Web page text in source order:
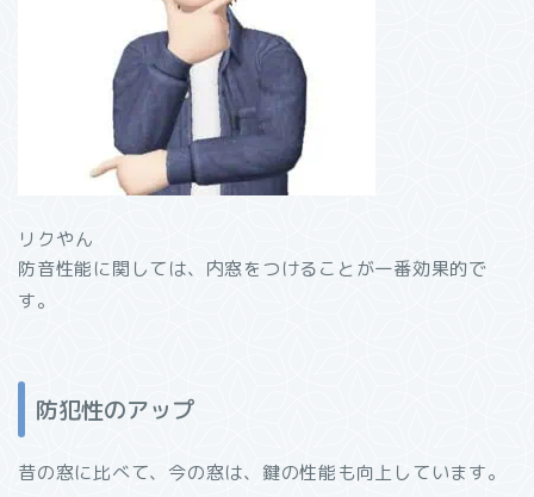
リクやん
防音性能に関しては、内窓をつけることが一番効果的で
す。
防犯性のアップ
昔の窓に比べて、今の窓は、鍵の性能も向上しています。